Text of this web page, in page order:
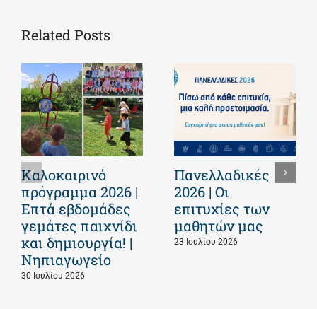
Related Posts
Καλοκαιρινό
πρόγραμμα 2026 |
Επτά εβδομάδες
γεμάτες παιχνίδι
και δημιουργία! |
Νηπιαγωγείο
30 Ιουλίου 2026
Πανελλαδικές
2026 | Οι
επιτυχίες των
μαθητών μας
23 Ιουλίου 2026